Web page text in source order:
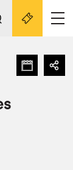
activités